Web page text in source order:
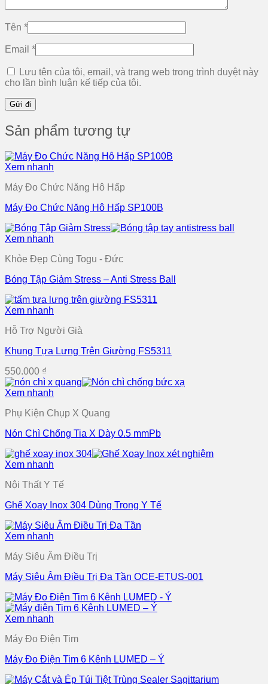
Tên *
Email *
Lưu tên của tôi, email, và trang web trong trình duyệt này
cho lần bình luận kế tiếp của tôi.
Sản phẩm tương tự
Xem nhanh
Máy Đo Chức Năng Hô Hấp
Máy Đo Chức Năng Hô Hấp SP100B
Xem nhanh
Khỏe Đẹp Cùng Togu - Đức
Bóng Tập Giảm Stress – Anti Stress Ball
Xem nhanh
Hỗ Trợ Người Già
Khung Tựa Lưng Trên Giường FS5311
550.000 ₫
Xem nhanh
Phụ Kiện Chụp X Quang
Nón Chì Chống Tia X Dày 0.5 mmPb
Xem nhanh
Nội Thất Y Tế
Ghế Xoay Inox 304 Dùng Trong Y Tế
Xem nhanh
Máy Siêu Âm Điều Trị
Máy Siêu Âm Điều Trị Đa Tần OCE-ETUS-001
Xem nhanh
Máy Đo Điện Tim
Máy Đo Điện Tim 6 Kênh LUMED – Ý